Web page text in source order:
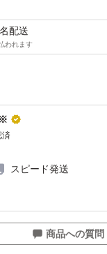
配送
われます
済
スピード発送
商品への質問